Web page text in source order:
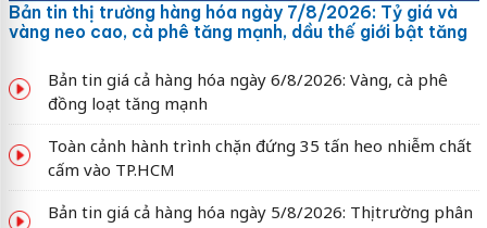
Bản tin thị trường hàng hóa ngày 7/8/2026: Tỷ giá và
vàng neo cao, cà phê tăng mạnh, dầu thế giới bật tăng
Bản tin giá cả hàng hóa ngày 6/8/2026: Vàng, cà phê
đồng loạt tăng mạnh
Toàn cảnh hành trình chặn đứng 35 tấn heo nhiễm chất
cấm vào TP.HCM
Bản tin giá cả hàng hóa ngày 5/8/2026: Thị trường phân